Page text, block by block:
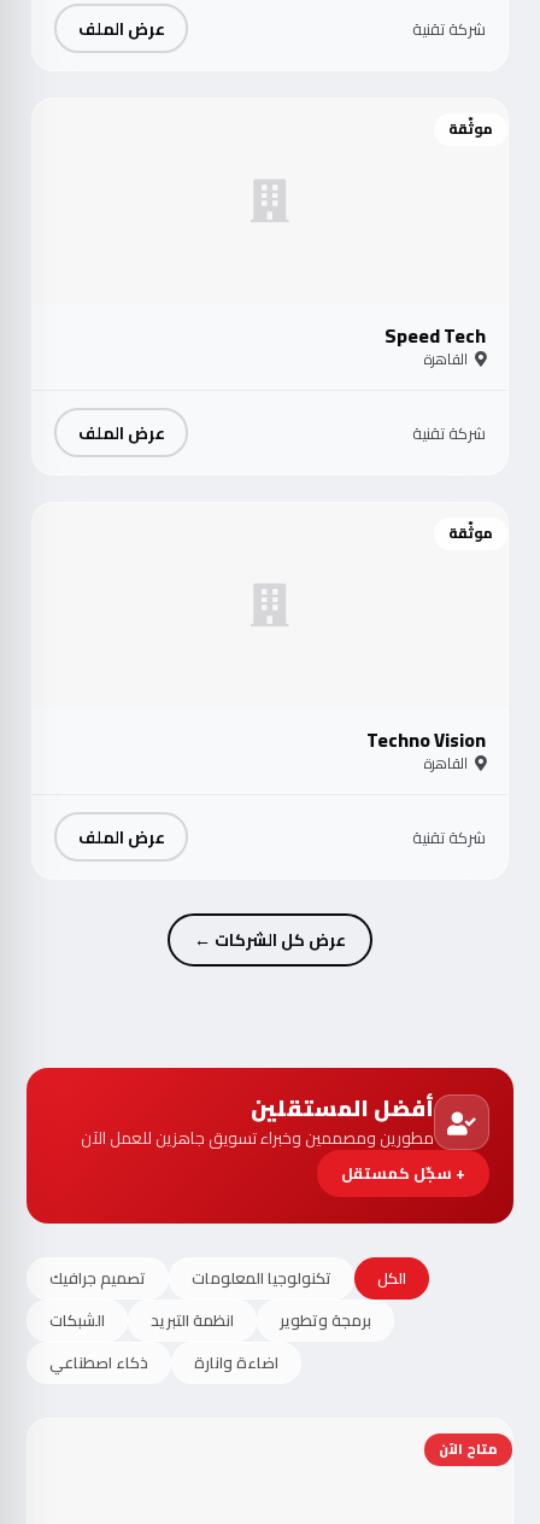
شركة تقنية عرض الملف
موثّقة
Speed Tech
القاهرة
شركة تقنية عرض الملف
موثّقة
Techno Vision
القاهرة
شركة تقنية عرض الملف
عرض كل الشركات ←
أفضل المستقلين
مطورين ومصممين وخبراء تسويق جاهزين للعمل الآن
+ سجّل كمستقل
الكل تكنولوجيا المعلومات
تصميم جرافيك
برمجة وتطوير
انظمة التبريد
الشبكات
اضاءة وانارة
ذكاء اصطناعي
متاح الآن